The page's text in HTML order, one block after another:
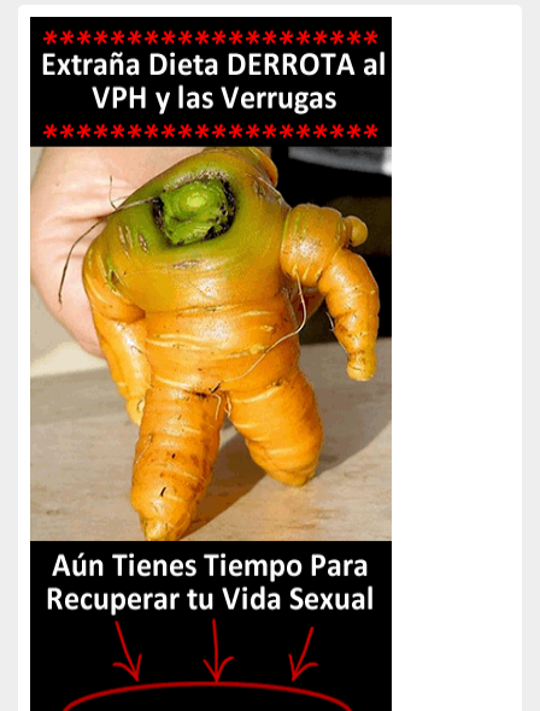
Primary
Sidebar
Widget
Area